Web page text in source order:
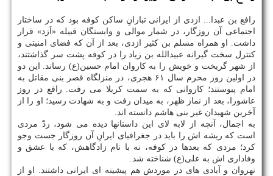
رافع بن عبدا... ازدی از ایرانی تبارانِ ساکن کوفه بود که در ساختار
اجتماعی آن روزگار، در شمار موالی و وابستگان قبیله «اَزد» قرار
داشت. او همراه مسلم بن کثیر ازدی، بعد از آن که فضای امنیتی و
کنترل سخت گیرانه عبیدالله بن زیاد را در کوفه پشت سر گذاشتند،
از شهر گریخت و خویش را به کاروان امام حسین(ع) رساند. این دو
در اولین روز محرم سال ۶۱ هجری، در منزلگاه قصر بنی مقاتل به
امام پیوستند؛ کاروانی که به سمت کربلا می رفت. رافع در روز
عاشورا، بعد از نماز ظهر، به میدان رفت و به شهادت رسید؛ او را از
آخرین شهیدان غیر بنی هاشم دانسته اند.
به اجمال، آنچه از لابه لای این داستانها دیده می شود، ردّ مردی
است که ریشه اش را باید در جغرافیای ایرانِ آن روزگار جست وجو
کرد؛ مردی که بعدها در کوفه، نه با نام زادگاهش، که با عشق و
وفاداری اش به علی(ع) شناخته شد.
نهروان و آبادی های در موردش هم پیشینه ای ایرانی داشتند. او از